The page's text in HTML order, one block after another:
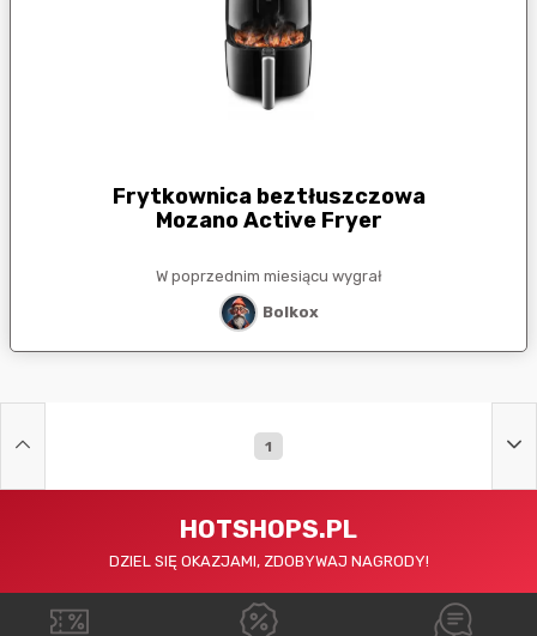
Frytkownica beztłuszczowa
Mozano Active Fryer
W poprzednim miesiącu wygrał
Bolkox
1
HOTSHOPS.PL
DZIEL SIĘ OKAZJAMI, ZDOBYWAJ NAGRODY!